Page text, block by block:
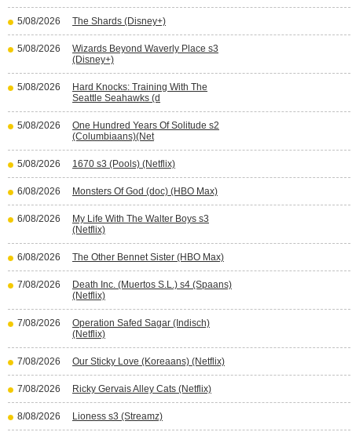
5/08/2026 The Shards (Disney+)
5/08/2026
Wizards Beyond Waverly Place s3
(Disney+)
5/08/2026
Hard Knocks: Training With The
Seattle Seahawks (d
5/08/2026
One Hundred Years Of Solitude s2
(Columbiaans)(Net
5/08/2026 1670 s3 (Pools) (Netflix)
6/08/2026 Monsters Of God (doc) (HBO Max)
6/08/2026
My Life With The Walter Boys s3
(Netflix)
6/08/2026 The Other Bennet Sister (HBO Max)
7/08/2026
Death Inc. (Muertos S.L.) s4 (Spaans)
(Netflix)
7/08/2026
Operation Safed Sagar (Indisch)
(Netflix)
7/08/2026 Our Sticky Love (Koreaans) (Netflix)
7/08/2026 Ricky Gervais Alley Cats (Netflix)
8/08/2026 Lioness s3 (Streamz)